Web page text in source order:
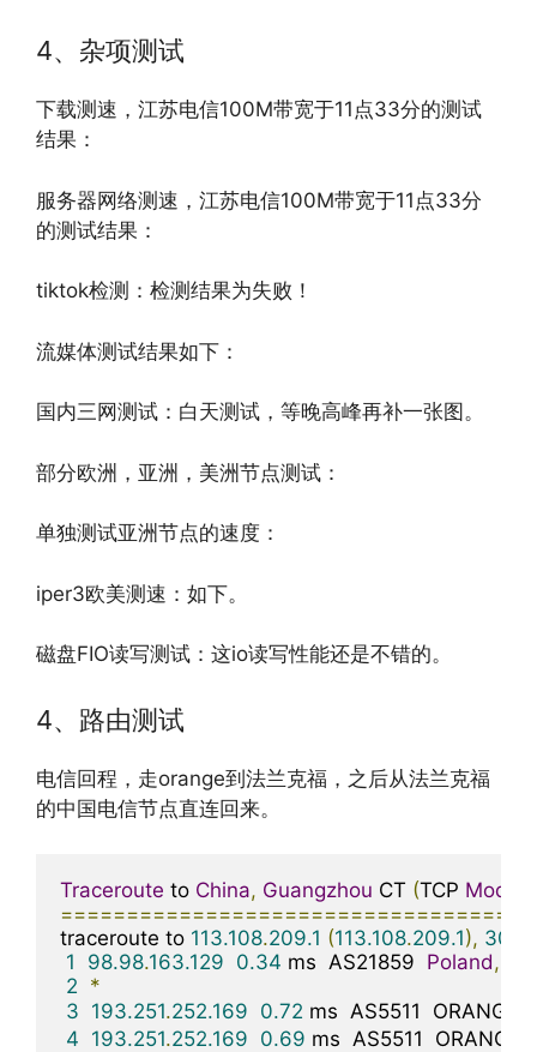
4、杂项测试
下载测速，江苏电信100M带宽于11点33分的测试
结果：
服务器网络测速，江苏电信100M带宽于11点33分
的测试结果：
tiktok检测：检测结果为失败！
流媒体测试结果如下：
国内三网测试：白天测试，等晚高峰再补一张图。
部分欧洲，亚洲，美洲节点测试：
单独测试亚洲节点的速度：
iper3欧美测速：如下。
磁盘FIO读写测试：这io读写性能还是不错的。
4、路由测试
电信回程，走orange到法兰克福，之后从法兰克福
的中国电信节点直连回来。
Traceroute to China, Guangzhou CT (TCP Mode
traceroute to 113.108.209.1 (113.108.209.1), 30
1
98.98.163.129 0.34 ms  AS21859 Poland,
2 *
3 193.251.252.169 0.72 ms  AS5511  ORANGE
4 193.251.252.169 0.69 ms  AS5511  ORANGE